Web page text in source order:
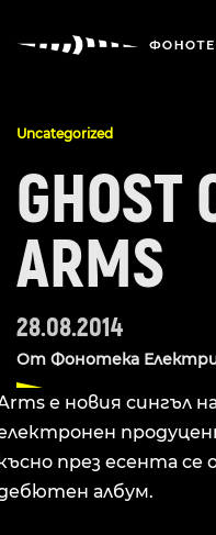
Uncategorized
GHOST
ARMS
28.08.2014
От Фонотека
е новия сингъл
през есента се
албум.